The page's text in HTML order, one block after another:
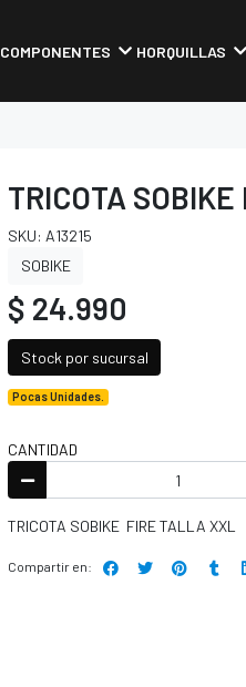
COMPONENTES HORQUILLAS
TRICOTA
SKU: A13215
SOBIKE
$ 24.990
Stock por sucursal
Pocas Unidades.
CANTIDAD
TRICOTA SOBIKE FIRE TALLA XXL
Compartir en: